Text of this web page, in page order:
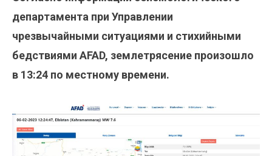
департамента при Управлении
чрезвычайными ситуациями и стихийными
бедствиями AFAD, землетрясение произошло
в 13:24 по местному времени.